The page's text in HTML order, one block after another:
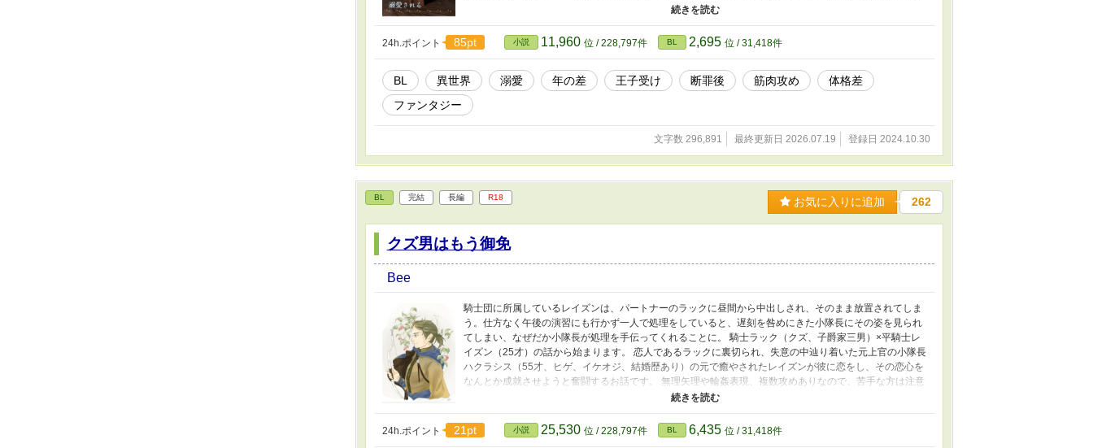
はお互い気持ちがすれ違ったまま話が進みます。無理やり描写あり。 攻めに過去女性との結婚歴あり。毛
モサモサ系 ※他サイトでも公開しています ※R１８表現のある話にはタイトルに※印をつけています ※
タイトルを少し変更しました ※更新は0::10を予定しています
24h.ポイント 85pt 小説 11,960 位 / 228,797件 BL 2,695 位 / 31,418件
BL 異世界 溺愛 年の差 王子受け 断罪後 筋肉攻め
体格差
ファンタジー
文字数 296,891 最終更新日 2026.07.19 登録日 2024.10.30
BL 完結 長編 R18 お気に入りに追加 262
クズ男はもう御免
Bee
騎士団に所属しているレイズンは、パートナーのラックに昼間から中出しされ、そのまま放置されてしま
う。仕方なく午後の演習にも行かず一人で処理をしていると、遅刻を咎めにきた小隊長にその姿を見られ
てしまい、なぜだか小隊長が処理を手伝ってくれることに。 騎士ラック（クズ、子爵家三男）×平騎士レ
イズン（25才）の話から始まります。 恋人であるラックに裏切られ、失意の中辿り着いた元上官の小隊長
ハクラシス（55才、ヒゲ、イケオジ、結婚歴あり）の元で癒やされたレイズンが彼に恋をし、その恋心を
なんとか成就させようと奮闘するお話です。 無理矢理や輪姦表現、複数攻めありなので、苦手な方は注意
してください。 ※今回はR18内容のあるページに印をつけておりません。予告なしに性的描写が入りま
す。 他サイトでも投稿しています。 本編完結済み。現在不定期で番外編を更新中。
24h.ポイント
21pt 小説 25,530 位 / 228,797件 BL 6,435 位 / 31,418件